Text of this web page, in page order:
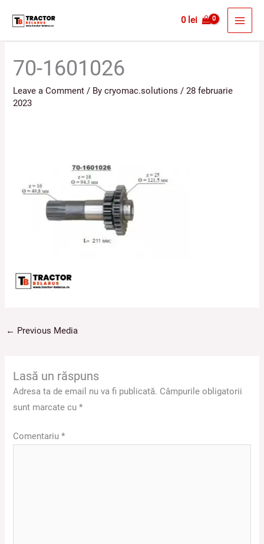
content
0 lei
70-1601026
Leave a Comment / Bycryomac.solutions/28 februarie
2023
← Previous Media
Lasă un răspuns
Adresa ta de email nu va fi publicată. Câmpurile obligatorii
sunt marcate cu*
Comentariu*